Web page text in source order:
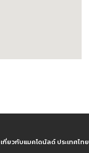
เกี่ยวกับแมคโดนัลด์ ประเทศไทย